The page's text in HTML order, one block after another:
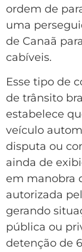
ordem de
uma
de Canaã
cabíveis.
Esse tipo de
de trânsito
estabelece
veículo
disputa ou
ainda de
em manobra
autorizada
gerando
pública ou
detenção de